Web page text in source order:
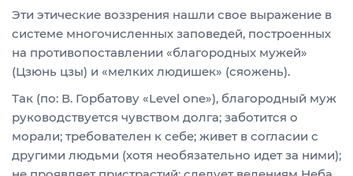
Эти этические воззрения нашли свое выражение в
системе многочисленных заповедей, построенных
на противопоставлении «благородных мужей»
(Цзюнь цзы) и «мелких людишек» (сяожень).
Так (по: В. Горбатову «Level one»), благородный муж
руководствуется чувством долга; заботится о
морали; требователен к себе; живет в согласии с
другими людьми (хотя необязательно идет за ними);